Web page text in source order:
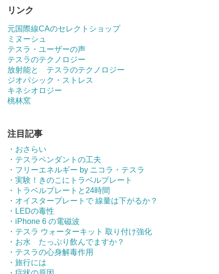
リンク
元国際線CAのセレクトショップ
ミヌーシュ
テスラ・ユーザーの声
テスラのテクノロジー
放射能と テスラのテクノロジー
ジオパシック・ストレス
キネシオロジー
桃林窯
注目記事
・おさらい
・テスラペンダントの工夫
・フリーエネルギー by ニコラ・テスラ
・実験！きのこにトラベルプレート
・トラベルプレートと24時間
・オイスタープレートで 線量は下がるか？
・LEDの毒性
・iPhone 6 の電磁波
・テスラ ウォーターキット 取り付け強化
・お水 たっぷり飲んでますか？
・テスラの心身解毒作用
・旅行には